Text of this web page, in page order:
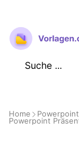
Zum
Inhalt
springen
Home Powerpoint
Powerpoint